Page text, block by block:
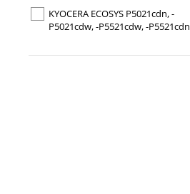
TK-5230M(1)
KYOCERA ECOSYS P5021cdn, -
P5021cdw, -P5521cdw, -P5521cdn